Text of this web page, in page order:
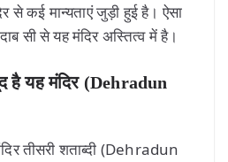
से कई मान्यताएं जुड़ी हुई है। ऐसा
सी से यह मंदिर अस्तित्व में है।
है यह मंदिर(Dehradun
तीसरी शताब्दी (Dehradun